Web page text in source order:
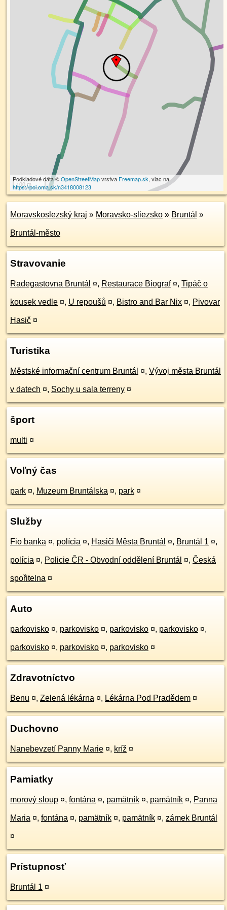
100 m
Podkladové dáta ©OpenStreetMapvrstva Freemap.sk, viac na
https://poi.oma.sk/n3418008123
Moravskoslezský kraj » Moravsko-sliezsko » Bruntál »
Bruntál-město
Stravovanie
Radegastovna Bruntál ¤, Restaurace Biograf ¤, Tipáč o
kousek vedle ¤, U repoušů ¤, Bistro and Bar Nix ¤, Pivovar
Hasič ¤
Turistika
Městské informační centrum Bruntál ¤, Vývoj města Bruntál
v datech ¤, Sochy u sala terreny ¤
šport
multi ¤
Voľný čas
park ¤, Muzeum Bruntálska ¤, park ¤
Služby
Fio banka ¤, polícia ¤, Hasiči Města Bruntál ¤, Bruntál 1 ¤,
polícia ¤, Policie ČR - Obvodní oddělení Bruntál ¤, Česká
spořitelna ¤
Auto
parkovisko ¤, parkovisko ¤, parkovisko ¤, parkovisko ¤,
parkovisko ¤, parkovisko ¤, parkovisko ¤
Zdravotníctvo
Benu ¤, Zelená lékárna ¤, Lékárna Pod Pradědem ¤
Duchovno
Nanebevzetí Panny Marie ¤, kríž ¤
Pamiatky
morový sloup ¤, fontána ¤, pamätník ¤, pamätník ¤, Panna
Maria ¤, fontána ¤, pamätník ¤, pamätník ¤, zámek Bruntál
¤
Prístupnosť
Bruntál 1 ¤